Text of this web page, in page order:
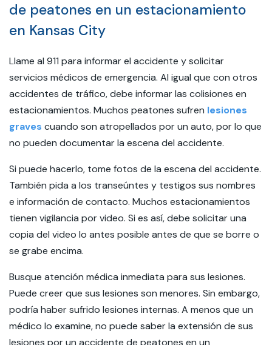
de peatones en un estacionamiento
en Kansas City
Llame al 911 para informar el accidente y solicitar
servicios médicos de emergencia. Al igual que con otros
accidentes de tráfico, debe informar las colisiones en
estacionamientos. Muchos peatones sufren lesiones
graves cuando son atropellados por un auto, por lo que
no pueden documentar la escena del accidente.
Si puede hacerlo, tome fotos de la escena del accidente.
También pida a los transeúntes y testigos sus nombres
e información de contacto. Muchos estacionamientos
tienen vigilancia por video. Si es así, debe solicitar una
copia del video lo antes posible antes de que se borre o
se grabe encima.
Busque atención médica inmediata para sus lesiones.
Puede creer que sus lesiones son menores. Sin embargo,
podría haber sufrido lesiones internas. A menos que un
médico lo examine, no puede saber la extensión de sus
lesiones por un accidente de peatones en un